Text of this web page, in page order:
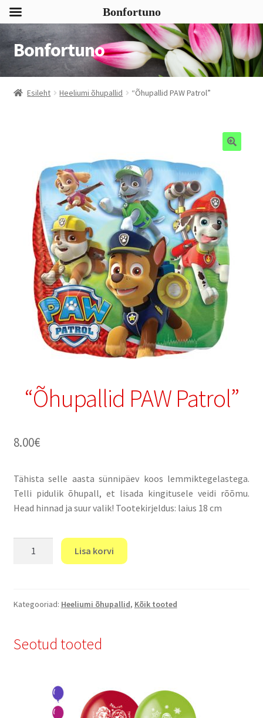
Liigu
navigeerimisele
Liigu
sisu
juurde
Bonfortuno
Esileht Heeliumi õhupallid “Õhupallid PAW Patrol”
“Õhupallid PAW Patrol”
8.00€
Tähista selle aasta sünnipäev koos lemmiktegelastega.
Telli pidulik õhupall, et lisada kingitusele veidi rõõmu.
Head hinnad ja suur valik! Tootekirjeldus: laius 18 cm
Lisa korvi
Kategooriad: Heeliumi õhupallid, Kõik tooted
Seotud tooted
Bonfortuno